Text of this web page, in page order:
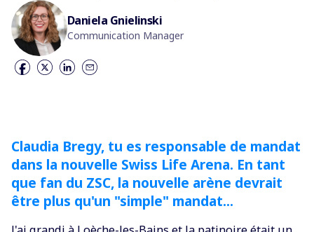
Daniela Gnielinski
Communication Manager
Claudia Bregy, tu es responsable de mandat
dans la nouvelle Swiss Life Arena. En tant
que fan du ZSC, la nouvelle arène devrait
être plus qu'un "simple" mandat...